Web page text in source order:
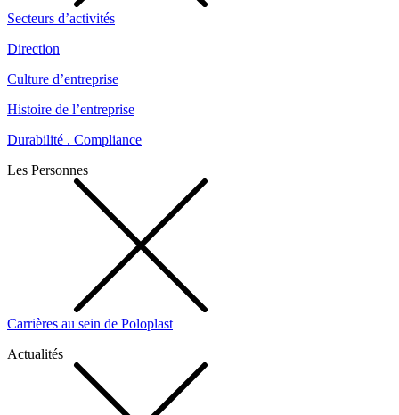
Secteurs d’activités
Direction
Culture d’entreprise
Histoire de l’entreprise
Durabilité . Compliance
Les Personnes
Carrières au sein de Poloplast
Actualités